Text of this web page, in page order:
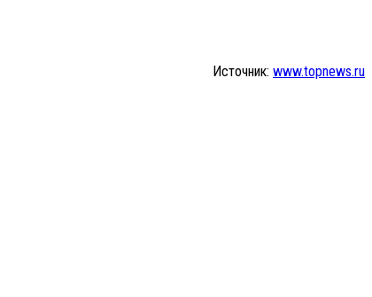
Источник: www.topnews.ru